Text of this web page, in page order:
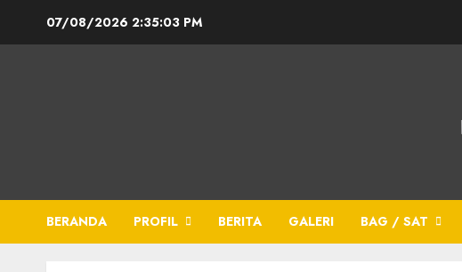
07/08/2026 2:35:03 PM
BERANDA PROFIL BERITA GALERI BAG / SAT